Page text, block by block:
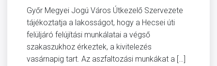
Győr Megyei Jogú Város Útkezelő Szervezete
tájékoztatja a lakosságot, hogy a Hecsei úti
felüljáró felújítási munkálatai a végső
szakaszukhoz érkeztek, a kivitelezés
vasárnapig tart. Az aszfaltozási munkákat a […]